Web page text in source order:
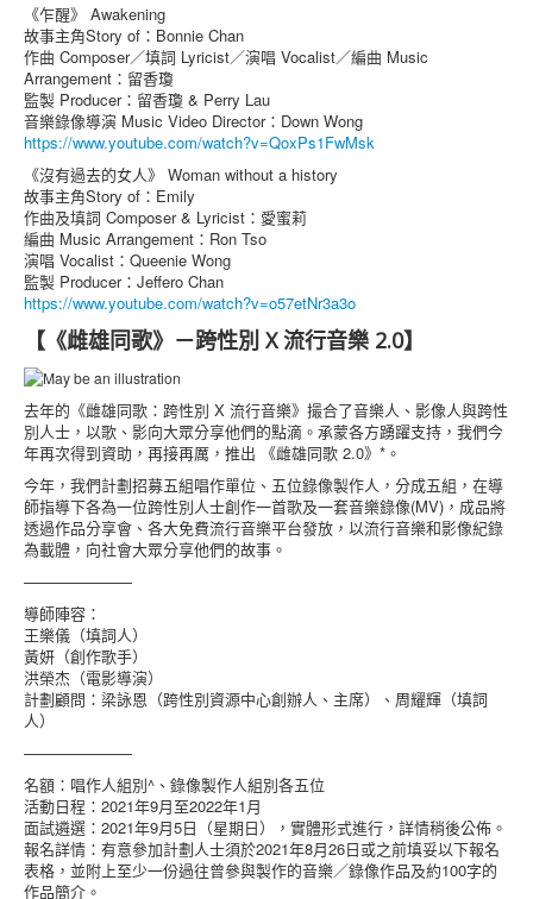
《乍醒》 Awakening
故事主角Story of：Bonnie Chan
作曲 Composer／填詞 Lyricist／演唱 Vocalist／編曲 Music
Arrangement：留香瓊
監製 Producer：留香瓊 & Perry Lau
音樂錄像導演 Music Video Director：Down Wong
https://www.youtube.com/watch?v=QoxPs1FwMsk
《沒有過去的女人》 Woman without a history
故事主角Story of：Emily
作曲及填詞 Composer & Lyricist：愛蜜莉
編曲 Music Arrangement：Ron Tso
演唱 Vocalist：Queenie Wong
監製 Producer：Jeffero Chan
https://www.youtube.com/watch?v=o57etNr3a3o
【《雌雄同歌》－跨性別 X 流行音樂 2.0】
去年的《雌雄同歌：跨性別 X 流行音樂》撮合了音樂人、影像人與跨性
別人士，以歌、影向大眾分享他們的點滴。承蒙各方踴躍支持，我們今
年再次得到資助，再接再厲，推出 《雌雄同歌 2.0》*。
今年，我們計劃招募五組唱作單位、五位錄像製作人，分成五組，在導
師指導下各為一位跨性別人士創作一首歌及一套音樂錄像(MV)，成品將
透過作品分享會、各大免費流行音樂平台發放，以流行音樂和影像紀錄
為載體，向社會大眾分享他們的故事。
———————
導師陣容：
王樂儀（填詞人）
黃妍（創作歌手）
洪榮杰（電影導演）
計劃顧問：梁詠恩（跨性別資源中心創辦人、主席）、周耀輝（填詞
人）
———————
名額：唱作人組別^、錄像製作人組別各五位
活動日程：2021年9月至2022年1月
面試遴選：2021年9月5日（星期日），實體形式進行，詳情稍後公佈。
報名詳情：有意參加計劃人士須於2021年8月26日或之前填妥以下報名
表格，並附上至少一份過往曾參與製作的音樂／錄像作品及約100字的
作品簡介。